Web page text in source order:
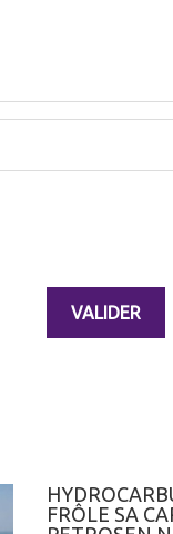
FRÔLE SA